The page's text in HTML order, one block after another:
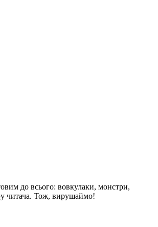
до всього: вовкулаки, монстри,
читача. Тож, вирушаймо!